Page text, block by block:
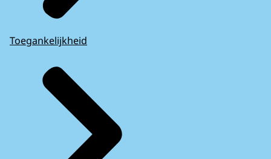
Toegankelijkheid